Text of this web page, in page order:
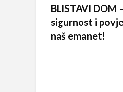
BLISTAVI DOM
sigurnost i
naš emanet!